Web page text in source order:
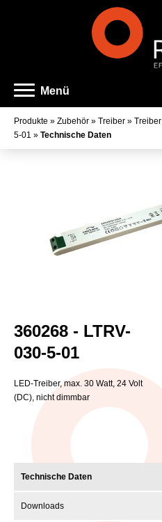
Menü
Produkte » Zubehör » Treiber » Treiber
5-01 » Technische Daten
360268 - LTRV-
030-5-01
LED-Treiber, max. 30 Watt, 24 Volt
(DC), nicht dimmbar
Technische Daten
Downloads